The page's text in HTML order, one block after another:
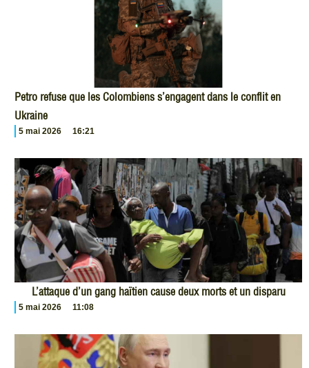
Petro refuse que les Colombiens s’engagent dans le conflit en
Ukraine
5 mai 2026 16:21
L’attaque d’un gang haïtien cause deux morts et un disparu
5 mai 2026 11:08